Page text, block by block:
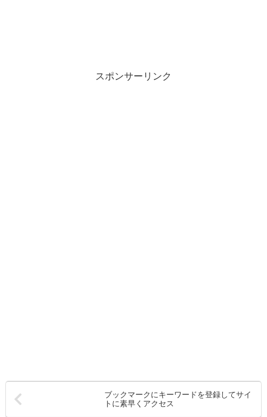
スポンサーリンク
ブックマークにキーワードを登録してサイ
トに素早くアクセス